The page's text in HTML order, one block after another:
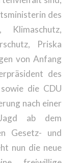
des
Priska
von Anfang
des
die CDU
nach einer
ab dem
Gesetz- und
nun die neue